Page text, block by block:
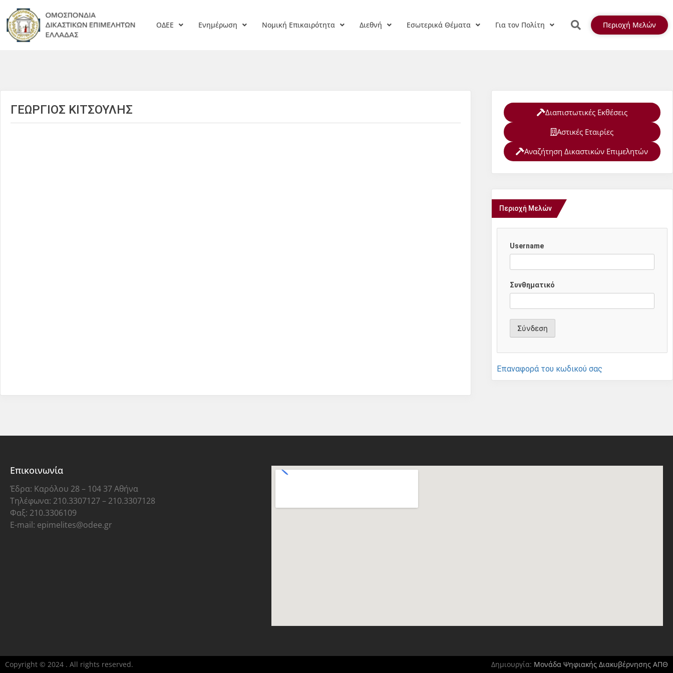
ΟΔΕΕ Ενημέρωση Νομική Επικαιρότητα Διεθνή Εσωτερικά Θέματα Για τον Πολίτη Περιοχή Μελών
ΓΕΩΡΓΙΟΣ ΚΙΤΣΟΥΛΗΣ
Διαπιστωτικές Εκθέσεις
Αστικές Εταιρίες
Αναζήτηση Δικαστικών Επιμελητών
Περιοχή Μελών
Username
Συνθηματικό
Επαναφορά του κωδικού σας
Επικοινωνία
Έδρα: Καρόλου 28 – 104 37 Αθήνα
Τηλέφωνα: 210.3307127 – 210.3307128
Φαξ: 210.3306109
E-mail: epimelites@odee.gr
Copyright © 2024 . All rights reserved. Δημιουργία: Μονάδα Ψηφιακής Διακυβέρνησης ΑΠΘ